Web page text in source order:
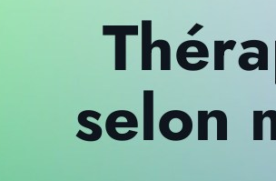
selon